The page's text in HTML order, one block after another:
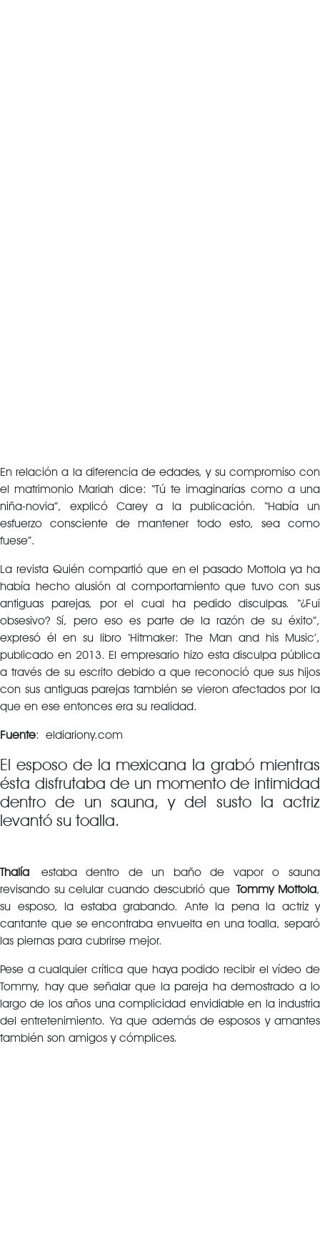
En relación a la diferencia de edades, y su compromiso con
el matrimonio Mariah dice: “Tú te imaginarías como a una
niña-novia”, explicó Carey a la publicación. “Había un
esfuerzo consciente de mantener todo esto, sea como
fuese”.
La revista Quién compartió que en el pasado Mottola ya ha
había hecho alusión al comportamiento que tuvo con sus
antiguas parejas, por el cual ha pedido disculpas. “¿Fui
obsesivo? Sí, pero eso es parte de la razón de su éxito”,
expresó él en su libro ‘Hitmaker: The Man and his Music’,
publicado en 2013. El empresario hizo esta disculpa pública
a través de su escrito debido a que reconoció que sus hijos
con sus antiguas parejas también se vieron afectados por la
que en ese entonces era su realidad.
Fuente: eldiariony.com
El esposo de la mexicana la grabó mientras
ésta disfrutaba de un momento de intimidad
dentro de un sauna, y del susto la actriz
levantó su toalla.
Thalía estaba dentro de un baño de vapor o sauna
revisando su celular cuando descubrió queTommy Mottola,
su esposo, la estaba grabando. Ante la pena la actriz y
cantante que se encontraba envuelta en una toalla, separó
las piernas para cubrirse mejor.
Pese a cualquier crítica que haya podido recibir el vídeo de
Tommy, hay que señalar que la pareja ha demostrado a lo
largo de los años una complicidad envidiable en la industria
del entretenimiento. Ya que además de esposos y amantes
también son amigos y cómplices.